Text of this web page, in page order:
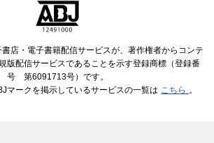
店・電子書籍配信サービスが、著作権者からコンテ
版配信サービスであることを示す登録商標（登録番
号 第6091713号）です。
マークを掲示しているサービスの一覧は こちら 。